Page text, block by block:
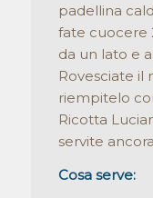
padellina
fate cuocere
da un lato e
Rovesciate il
riempitelo
Ricotta
servite
Cosa serve: